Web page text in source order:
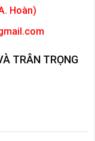
Hoàn)
TRÂN TRỌNG